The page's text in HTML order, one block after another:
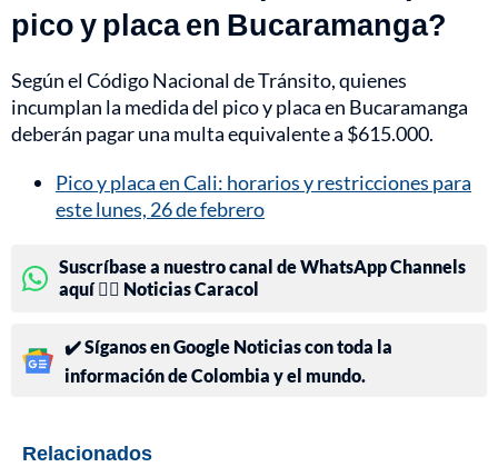
pico y placa en Bucaramanga?
Según el Código Nacional de Tránsito, quienes
incumplan la medida del pico y placa en Bucaramanga
deberán pagar una multa equivalente a $615.000.
Pico y placa en Cali: horarios y restricciones para
este lunes, 26 de febrero
Suscríbase a nuestro canal de WhatsApp Channels
aquí 👉🏻 Noticias Caracol
✔️ Síganos en Google Noticias con toda la
información de Colombia y el mundo.
Relacionados